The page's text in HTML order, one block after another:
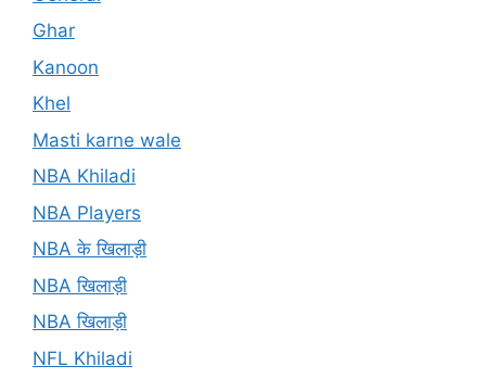
Ghar
Kanoon
Khel
Masti karne wale
NBA Khiladi
NBA Players
NBA के खिलाड़ी
NBA खिलाड़ी
NBA खिलाड़ी
NFL Khiladi